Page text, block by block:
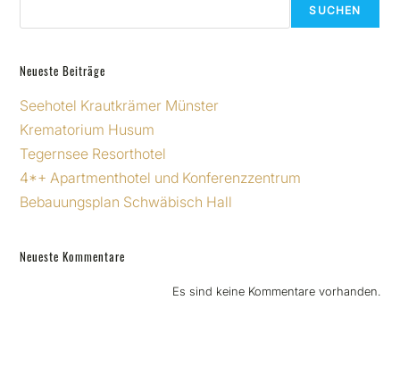
SUCHEN
Neueste Beiträge
Seehotel Krautkrämer Münster
Krematorium Husum
Tegernsee Resorthotel
4*+ Apartmenthotel und Konferenzzentrum
Bebauungsplan Schwäbisch Hall
Neueste Kommentare
Es sind keine Kommentare vorhanden.